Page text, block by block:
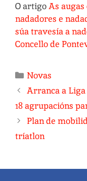
O artigoAs
nadadores e
súa travesía a
Concello de
Novas
Arranca a Liga
18 agrupacións
Plan de
tríatlon